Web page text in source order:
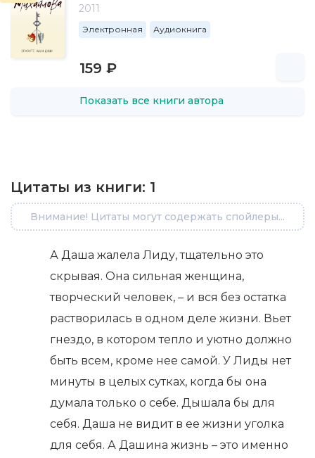
2011
Электронная Аудиокнига
159 ₽
Показать все книги автора
Цитаты из книги: 1
Внимание! Цитаты могут содержать спойлеры...
А Даша жалела Лиду, тщательно это
скрывая. Она сильная женщина,
творческий человек, – и вся без остатка
растворилась в одном деле жизни. Вьет
гнездо, в котором тепло и уютно должно
быть всем, кроме нее самой. У Лиды нет
минуты в целых сутках, когда бы она
думала только о себе. Дышала бы для
себя. Даша не видит в ее жизни уголка
для себя. А Дашина жизнь – это именно